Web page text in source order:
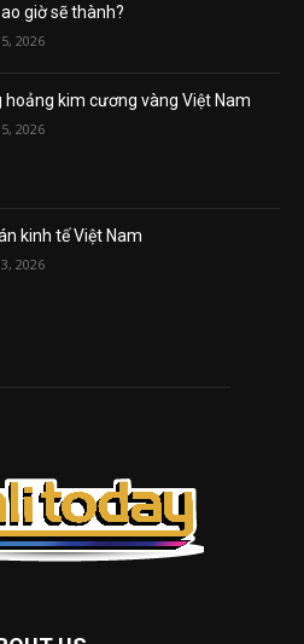
giờ sẽ thành?
2026
hoảng kim cương vàng Việt Nam
2026
kinh tế Việt Nam
2026